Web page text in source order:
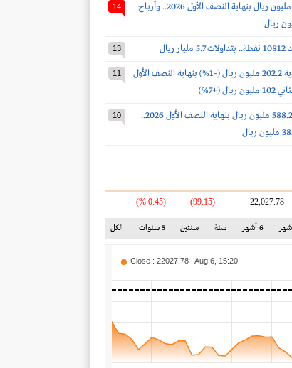
أرباح أكوا باور 653.2 مليون ريال بنهاية النصف الأول 2026.. وأرباح
14
13
أرباح أسمنت السعودية 202.2 مليون ريال (-1%) بنهاية النصف الأول
11
أرباح سينومي سنترز 588.2 مليون ريال بنهاية النصف الأول 2026..
10
22,027.78
(99.15)
(0.45 %)
6 أشهر سنة سنتين 5 سنوات الكل
Close : 22027.78 | Aug 6, 15:20